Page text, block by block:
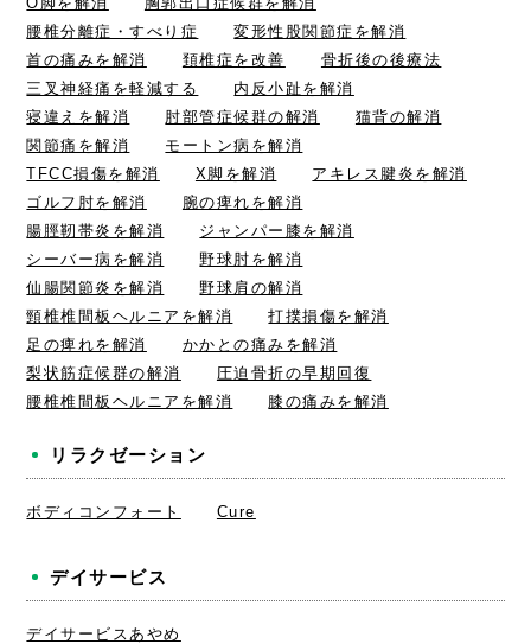
腰椎分離症・すべり症
変形性股関節症を解消
首の痛みを解消
頚椎症を改善
骨折後の後療法
三叉神経痛を軽減する
内反小趾を解消
寝違えを解消
肘部管症候群の解消
猫背の解消
関節痛を解消
モートン病を解消
TFCC損傷を解消
X脚を解消
アキレス腱炎を解消
ゴルフ肘を解消
腕の痺れを解消
腸脛靭帯炎を解消
ジャンパー膝を解消
シーバー病を解消
野球肘を解消
仙腸関節炎を解消
野球肩の解消
頸椎椎間板ヘルニアを解消
打撲損傷を解消
足の痺れを解消
かかとの痛みを解消
梨状筋症候群の解消
圧迫骨折の早期回復
腰椎椎間板ヘルニアを解消
膝の痛みを解消
リラクゼーション
ボディコンフォート Cure
デイサービス
デイサービスあやめ